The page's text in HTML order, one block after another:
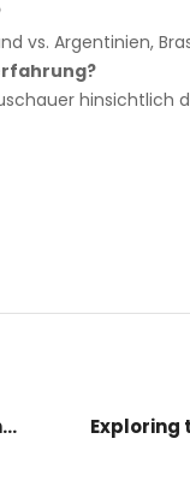
Argentinien,
hinsichtlich
I migliori giochi nei migliori casino online non AAMS